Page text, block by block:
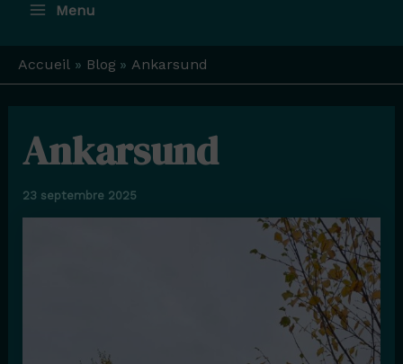
Menu
Menu
Accueil Blog Ankarsund
Ankarsund
23 septembre 2025